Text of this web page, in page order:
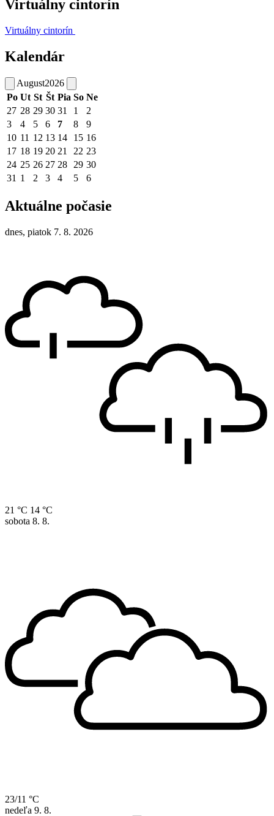
Virtuálny cintorín
Virtuálny cintorín
Kalendár
August2026
Po Ut St Št Pia So Ne
27 28 29 30 31 1
2
3
4 5 6 7 8
9
10 11 12 13 14 15 16
17 18 19 20 21 22 23
24 25 26 27 28 29 30
31 1 2 3 4 5 6
Aktuálne počasie
dnes, piatok 7. 8. 2026
21 °C 14 °C
sobota 8. 8.
23/11 °C
nedeľa 9. 8.